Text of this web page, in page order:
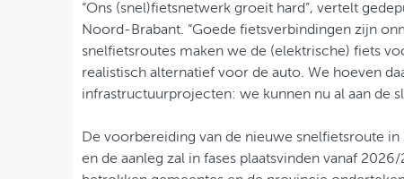
“Ons (snel)fietsnetwerk groeit hard”, vertelt
Noord-Brabant. “Goede fietsverbindingen zijn
snelfietsroutes maken we de (elektrische) fiets
realistisch alternatief voor de auto. We hoeven
infrastructuurprojecten: we kunnen nu al aan de
De voorbereiding van de nieuwe snelfietsroute
en de aanleg zal in fases plaatsvinden vanaf